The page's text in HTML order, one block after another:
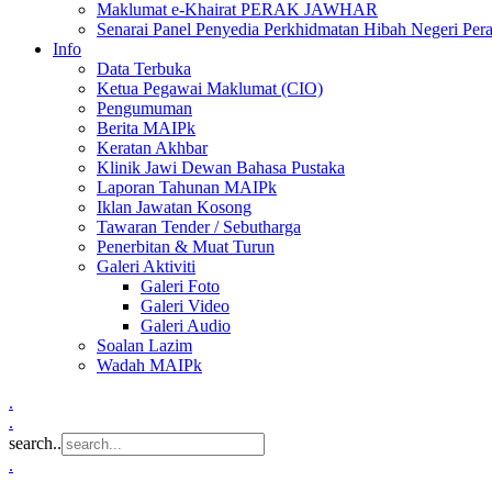
Maklumat e-Khairat PERAK JAWHAR
Senarai Panel Penyedia Perkhidmatan Hibah Negeri
Info
Data Terbuka
Ketua Pegawai Maklumat (CIO)
Pengumuman
Berita MAIPk
Keratan Akhbar
Klinik Jawi Dewan Bahasa Pustaka
Laporan Tahunan MAIPk
Iklan Jawatan Kosong
Tawaran Tender / Sebutharga
Penerbitan & Muat Turun
Galeri Aktiviti
Galeri Foto
Galeri Video
Galeri Audio
Soalan Lazim
Wadah MAIPk
.
.
search..
.